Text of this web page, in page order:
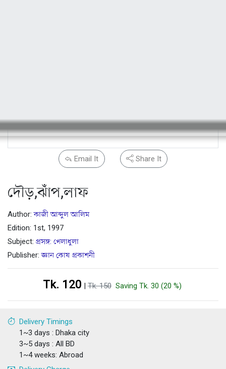
Email It Share It
দৌড়,ঝাঁপ,লাফ
Author:কাজী আব্দুল আলিম
Edition: 1st, 1997
Subject: প্রসঙ্গ: খেলাধুলা
Publisher:জ্ঞান কোষ প্রকাশনী
Tk. 120 |Tk. 150 Saving Tk. 30 (20 %)
Delivery Timings
1~3 days : Dhaka city
3~5 days : All BD
1~4 weeks: Abroad